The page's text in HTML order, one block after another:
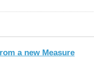
a new Measure